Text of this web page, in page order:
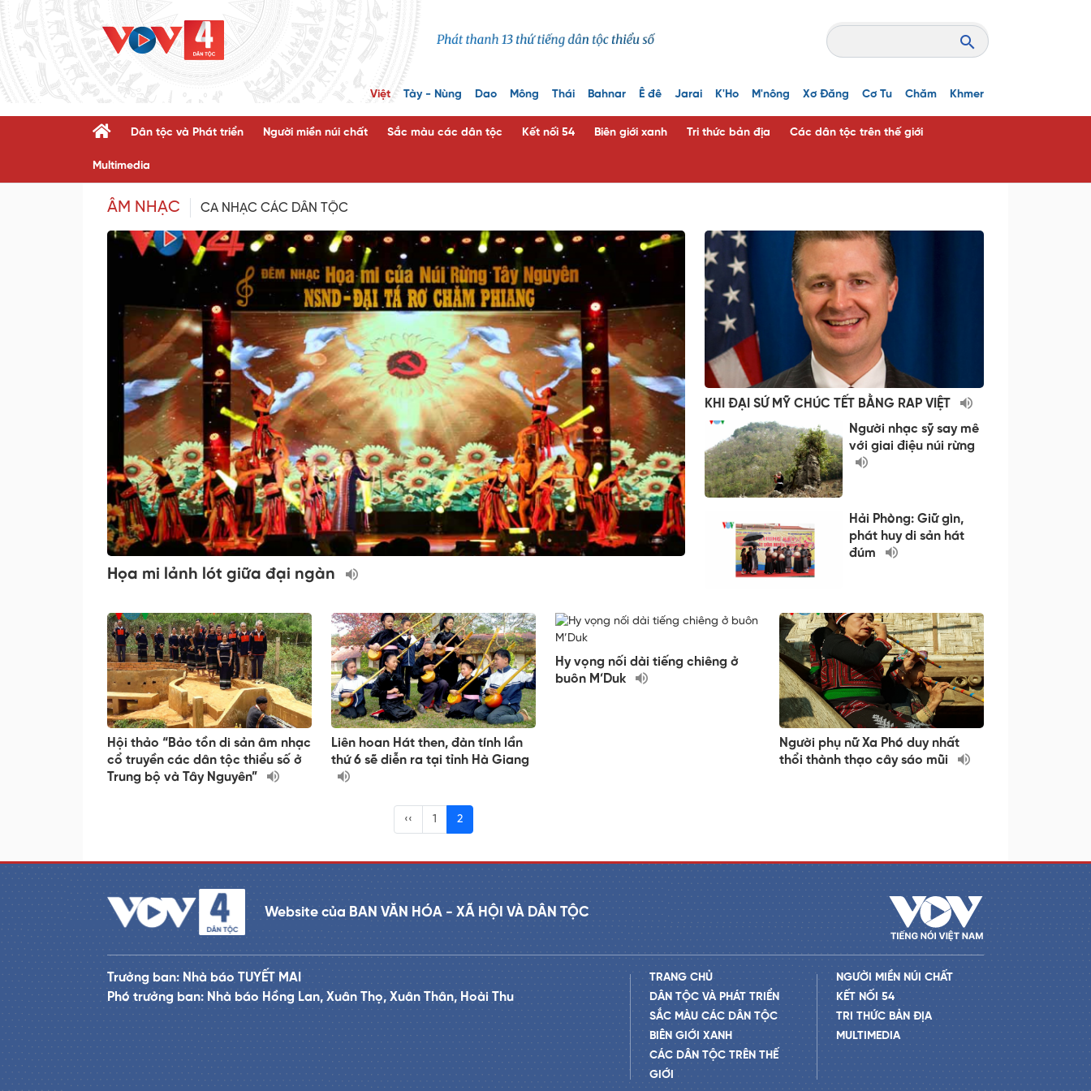
Việt Tày - Nùng Dao Mông Thái Bahnar Ê đê Jarai K'Ho M'nông Xơ Đăng Cơ Tu Chăm Khmer
Dân tộc và Phát triển Người miền núi chất Sắc màu các dân tộc Kết nối 54 Biên giới xanh Tri thức bản địa Các dân tộc trên thế giới
Multimedia
ÂM NHẠC CA NHẠC CÁC DÂN TỘC
Họa mi lảnh lót giữa đại ngàn
KHI ĐẠI SỨ MỸ CHÚC TẾT BẰNG RAP VIỆT
Người nhạc sỹ say mê
với giai điệu núi rừng
Hải Phòng: Giữ gìn,
phát huy di sản hát
đúm
Hội thảo “Bảo tồn di sản âm nhạc
cổ truyền các dân tộc thiểu số ở
Trung bộ và Tây Nguyên”
Liên hoan Hát then, đàn tính lần
thứ 6 sẽ diễn ra tại tỉnh Hà Giang
Hy vọng nối dài tiếng chiêng ở
buôn M’Duk
Người phụ nữ Xa Phó duy nhất
thổi thành thạo cây sáo mũi
‹‹ 1 2
Website của BAN VĂN HÓA - XÃ HỘI VÀ DÂN TỘC
Trưởng ban: Nhà báo TUYẾT MAI
Phó trưởng ban: Nhà báo Hồng Lan, Xuân Thọ, Xuân Thân, Hoài Thu
TRANG CHỦ
DÂN TỘC VÀ PHÁT TRIỂN
SẮC MÀU CÁC DÂN TỘC
BIÊN GIỚI XANH
CÁC DÂN TỘC TRÊN THẾ
GIỚI
NGƯỜI MIỀN NÚI CHẤT
KẾT NỐI 54
TRI THỨC BẢN ĐỊA
MULTIMEDIA